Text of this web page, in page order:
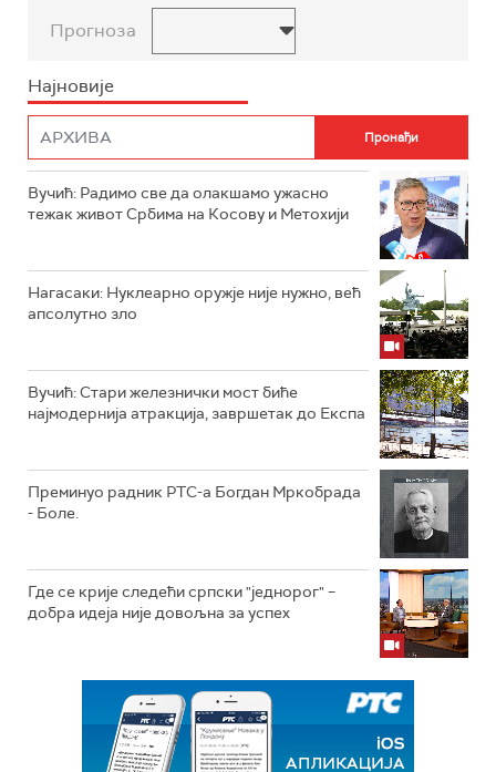
Прогноза
Најновије
Вучић: Радимо све да олакшамо ужасно
тежак живот Србима на Косову и Метохији
Нагасаки: Нуклеарно оружје није нужно, већ
апсолутно зло
Вучић: Стари железнички мост биће
најмодернија атракција, завршетак до Експа
Преминуо радник РТС-а Богдан Мркобрада
- Боле.
Где се крије следећи српски "једнорог" –
добра идеја није довољна за успех